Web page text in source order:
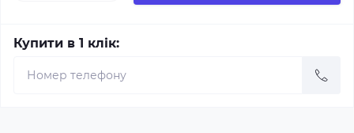
Купити в 1 клік: